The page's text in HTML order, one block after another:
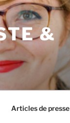
&
Articles de presse